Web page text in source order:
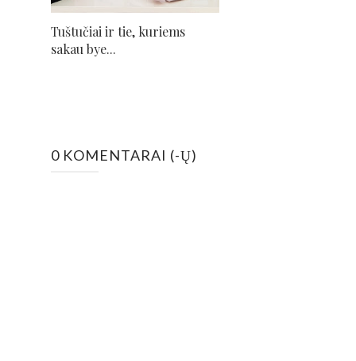
Tuštučiai ir tie, kuriems
sakau bye...
0 KOMENTARAI (-Ų)